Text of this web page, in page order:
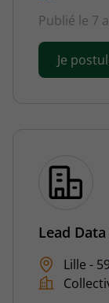
Publié le 7
Je
Lead
Lille -